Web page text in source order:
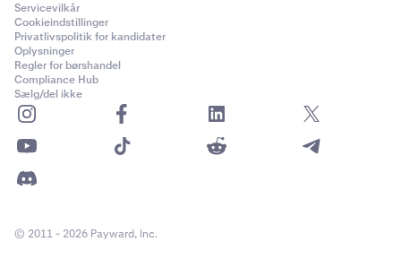
Servicevilkår
Cookieindstillinger
Privatlivspolitik for kandidater
Oplysninger
Regler for børshandel
Compliance Hub
Sælg/del ikke
© 2011 - 2026 Payward, Inc.